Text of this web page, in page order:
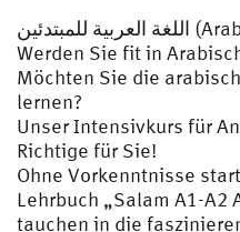
اللغة العربية للمبتدئين (Arabisch für Anfänger) –
Werden Sie fit in
Möchten Sie die
lernen?
Unser Intensivkurs für
Richtige für Sie!
Ohne Vorkenntnisse
Lehrbuch „Salam A1-A2
tauchen in die